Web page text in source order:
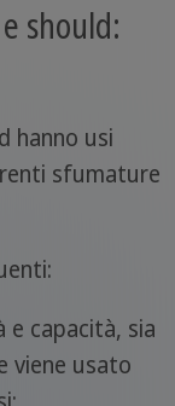
should:
hanno usi
sfumature
e capacità, sia
viene usato